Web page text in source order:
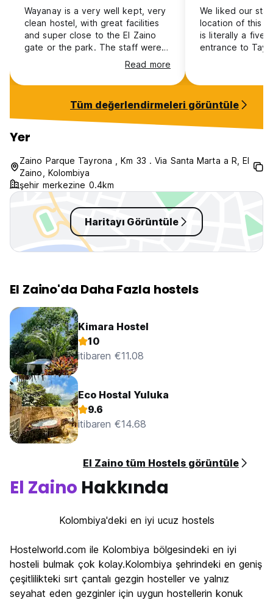
Wayanay is a very well kept, very
clean hostel, with great facilities
and super close to the El Zaino
gate or the park. The staff were
very kind and accommodating
when I fell sick and let me move
into a private room. The dorm is
and fans for each bed and the
private room was excellent, with
aircon and a tv! The kitchen
facilities are very good and there
is lots of areas to chill and a pool
table. Great place to stay, would
highly recommend
Read more
We liked our
location of this
is literally a five
entrance to
a bit rough and
garden area is
Definitely not a
fine if you just
day in the park.
Tüm değerlendirmeleri görüntüle
Yer
Zaino Parque Tayrona , Km 33 . Via Santa Marta a R, El
Zaino, Kolombiya
şehir merkezine 0.4km
Haritayı Görüntüle
El Zaino'da Daha Fazla hostels
Kimara Hostel
10
itibaren €11.08
Eco Hostal Yuluka
9.6
itibaren €14.68
El Zaino tüm Hostels görüntüle
El Zaino Hakkında
Kolombiya'deki en iyi ucuz hostels
Hostelworld.com ile Kolombiya bölgesindeki en iyi
hosteli bulmak çok kolay.Kolombiya şehrindeki en geniş
çeşitlilikteki sırt çantalı gezgin hosteller ve yalnız
seyahat eden gezginler için uygun hostellerin konuk